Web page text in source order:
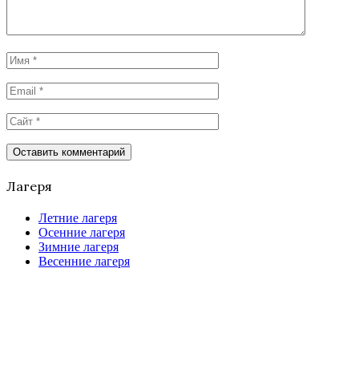
Лагеря
Летние лагеря
Осенние лагеря
Зимние лагеря
Весенние лагеря